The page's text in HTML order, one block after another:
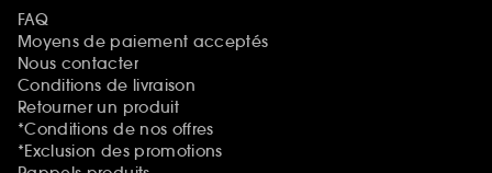
FAQ
Moyens de paiement acceptés
Nous contacter
Conditions de livraison
Retourner un produit
*Conditions de nos offres
*Exclusion des promotions